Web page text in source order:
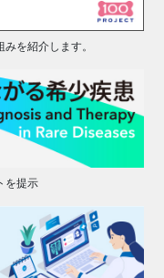
を紹介します。
を提示